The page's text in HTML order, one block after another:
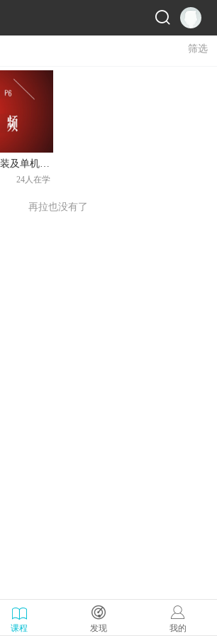
筛选
P623.12单机版软件安装及单机版数据库配置教程
24人在学
再拉也没有了
课程 发现 我的